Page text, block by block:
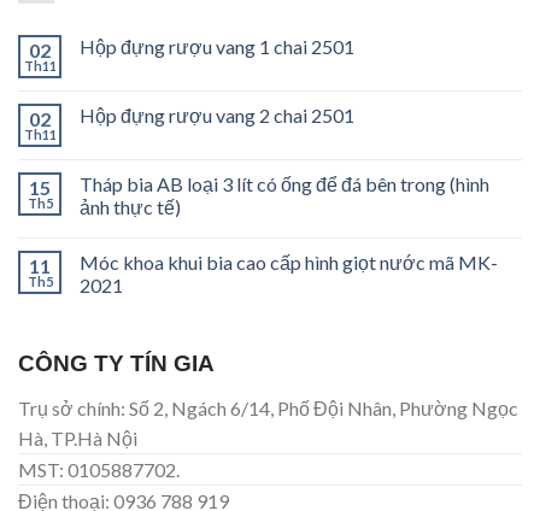
02
Th11
Hộp đựng rượu vang 1 chai 2501
02
Th11
Hộp đựng rượu vang 2 chai 2501
15
Th5
Tháp bia AB loại 3 lít có ống để đá bên trong (hình
ảnh thực tế)
11
Th5
Móc khoa khui bia cao cấp hình giọt nước mã MK-
2021
CÔNG TY TÍN GIA
Trụ sở chính: Số 2, Ngách 6/14, Phố Đội Nhân, Phường Ngọc
Hà, TP.Hà Nội
MST: 0105887702.
Điện thoại: 0936 788 919